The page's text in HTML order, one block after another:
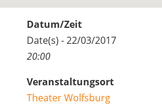
Datum/Zeit
Date(s) - 22/03/2017
20:00
Veranstaltungsort
Theater Wolfsburg